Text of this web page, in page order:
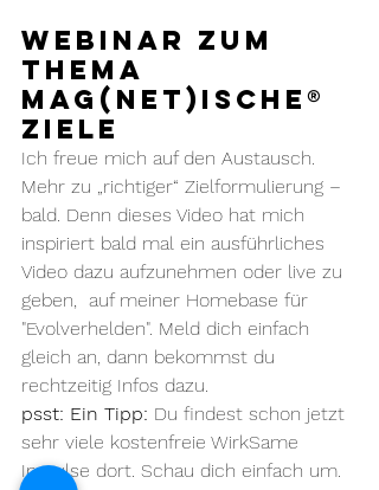
Webinar zum
Thema
mag(net)ische®
Ziele
Ich freue mich auf den Austausch.
Mehr zu „richtiger“ Zielformulierung –
bald. Denn dieses Video hat mich
inspiriert bald mal ein ausführliches
Video dazu aufzunehmen oder live zu
geben,  auf meiner Homebase für
"Evolverhelden". Meld dich einfach
gleich an, dann bekommst du
rechtzeitig Infos dazu.
psst: Ein Tipp: Du findest schon jetzt
sehr viele kostenfreie WirkSame
Impulse dort. Schau dich einfach um.